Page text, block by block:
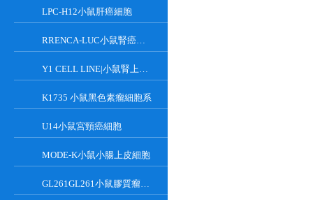
LPC-H12小鼠肝癌細胞
RRENCA-LUC小鼠腎癌細胞LUC轉染株
Y1 CELL LINE|小鼠腎上腺皮質瘤細胞
K1735 小鼠黑色素瘤細胞系
U14小鼠宮頸癌細胞
MODE-K小鼠小腸上皮細胞
GL261GL261小鼠膠質瘤細胞